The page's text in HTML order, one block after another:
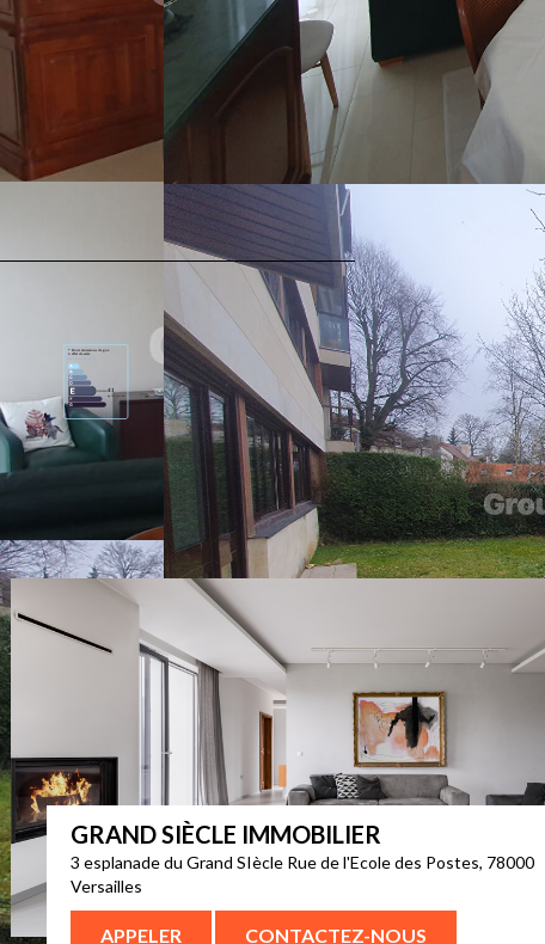
GRAND SIÈCLE IMMOBILIER
3 esplanade du Grand SIècle Rue de l'Ecole des Postes, 78000
Versailles
APPELER CONTACTEZ-NOUS